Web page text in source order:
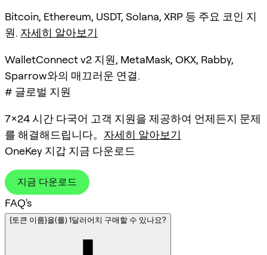
Bitcoin, Ethereum, USDT, Solana, XRP 등 주요 코인 지
원. 자세히 알아보기
WalletConnect v2 지원, MetaMask, OKX, Rabby,
Sparrow와의 매끄러운 연결.
# 글로벌 지원
7×24 시간 다국어 고객 지원을 제공하여 언제든지 문제
를 해결해드립니다。 자세히 알아보기
OneKey 지갑 지금 다운로드
지금 다운로드
FAQ's
{토큰 이름}을(를) 1달러어치 구매할 수 있나요?